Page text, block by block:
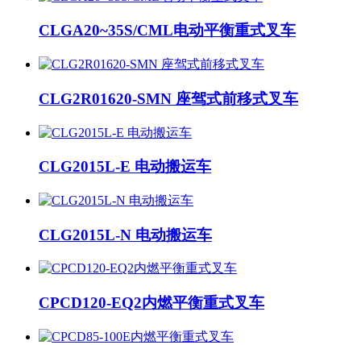
CLGA20~35S/CML电动平衡重式叉车
CLG2R01620-SMN 座驾式前移式叉车
CLG2015L-E 电动搬运车
CLG2015L-N 电动搬运车
CPCD120-EQ2内燃平衡重式叉车